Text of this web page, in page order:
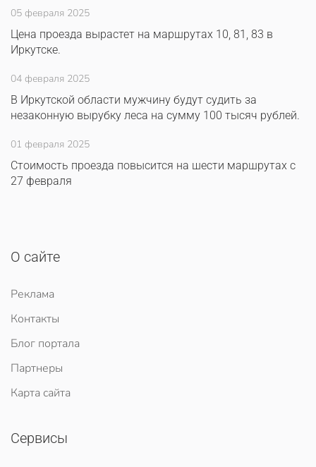
05 февраля 2025
Цена проезда вырастет на маршрутах 10, 81, 83 в
Иркутске.
04 февраля 2025
В Иркутской области мужчину будут судить за
незаконную вырубку леса на сумму 100 тысяч рублей.
01 февраля 2025
Стоимость проезда повысится на шести маршрутах с
27 февраля
О сайте
Реклама
Контакты
Блог портала
Партнеры
Карта сайта
Сервисы